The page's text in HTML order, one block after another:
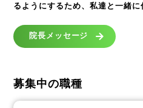
るようにするため、私達と一緒に
院長メッセージ
募集中の職種